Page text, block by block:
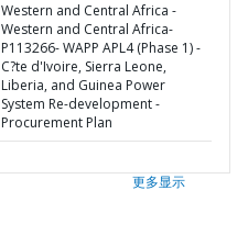
Western and Central Africa -
Western and Central Africa-
P113266- WAPP APL4 (Phase 1) -
C?te d'Ivoire, Sierra Leone,
Liberia, and Guinea Power
System Re-development -
Procurement Plan
更多显示